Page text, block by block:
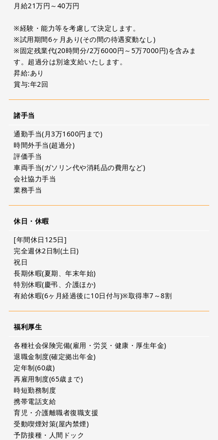
月給21万円～40万円
※経験・能力等を考慮して決定します。
※試用期間6ヶ月あり(その間の待遇変動なし)
※固定残業代(20時間分/2万6000円～5万7000円)を含みま
す。超過分は別途支給いたします。
昇給:あり
賞与:年2回
諸手当
通勤手当(月3万1600円まで)
時間外手当(超過分)
評価手当
車両手当(ガソリン代や消耗品の費用など)
会社協力手当
業務手当
休日・休暇
[年間休日125日]
完全週休2日制(土日)
祝日
長期休暇(夏期、年末年始)
特別休暇(慶弔、介護ほか)
有給休暇(6ヶ月経過後に10日付与)※取得率7～8割
福利厚生
各種社会保険完備(雇用・労災・健康・厚生年金)
退職金制度(確定拠出年金)
定年制(60歳)
再雇用制度(65歳まで)
時短勤務制度
携帯電話支給
育児・介護離職者復職支援
受動喫煙対策(屋内禁煙)
予防接種・人間ドック